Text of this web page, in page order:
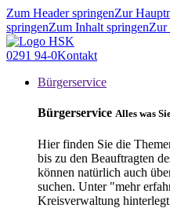
Zum Header springenZur
springenZum Inhalt springenZur
0291 94-0Kontakt
Bürgerservice
Bürgerservice Alles was
Hier finden Sie die
bis zu den Beauftragten
können natürlich auch
suchen. Unter "mehr
Kreisverwaltung